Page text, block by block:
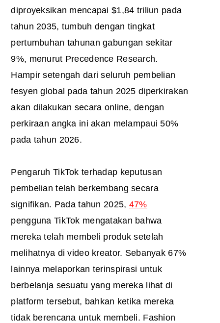
diproyeksikan mencapai $1,84 triliun pada
tahun 2035, tumbuh dengan tingkat
pertumbuhan tahunan gabungan sekitar
9%, menurut Precedence Research.
Hampir setengah dari seluruh pembelian
fesyen global pada tahun 2025 diperkirakan
akan dilakukan secara online, dengan
perkiraan angka ini akan melampaui 50%
pada tahun 2026.
Pengaruh TikTok terhadap keputusan
pembelian telah berkembang secara
signifikan. Pada tahun 2025, 47%
pengguna TikTok mengatakan bahwa
mereka telah membeli produk setelah
melihatnya di video kreator. Sebanyak 67%
lainnya melaporkan terinspirasi untuk
berbelanja sesuatu yang mereka lihat di
platform tersebut, bahkan ketika mereka
tidak berencana untuk membeli. Fashion